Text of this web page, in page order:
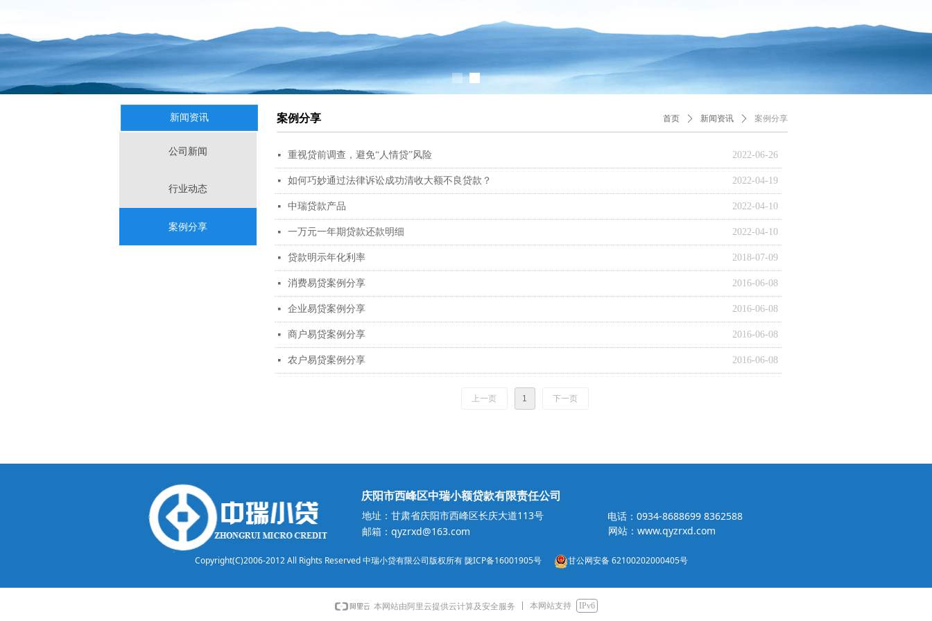
案例分享 首页 ꄲ 新闻资讯 ꄲ 案例分享
2022-06-26
넷 重视贷前调查，避免“人情贷”风险
2022-04-19
넷 如何巧妙通过法律诉讼成功清收大额不良贷款？
2022-04-10
넷 中瑞贷款产品
2022-04-10
넷 一万元一年期贷款还款明细
2018-07-09
넷 贷款明示年化利率
2016-06-08
넷 消费易贷案例分享
2016-06-08
넷 企业易贷案例分享
2016-06-08
넷 商户易贷案例分享
2016-06-08
넷 农户易贷案例分享
上一页 1 下一页
公司新闻
行业动态
案例分享
新闻资讯
庆阳市西峰区中瑞小额贷款有限责任公司
地址：甘肃省庆阳市西峰区长庆大道113号
邮箱：qyzrxd@163.com
网站：www.qyzrxd.com
Copyright(C)2006-2012 All Rights Reserved 中瑞小贷有限公司版权所有陇ICP备16001905号 甘公网安备 62100202000405号
电话：0934-8688699 8362588
本网站由阿里云提供云计算及安全服务 本网站支持 IPv6